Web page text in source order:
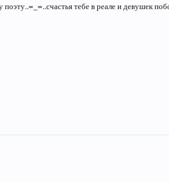
поэту..=_=..счастья тебе в реале и девушек